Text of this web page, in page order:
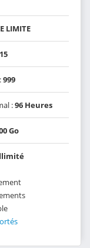
LIMITE
15
999
:96 Heures
Go